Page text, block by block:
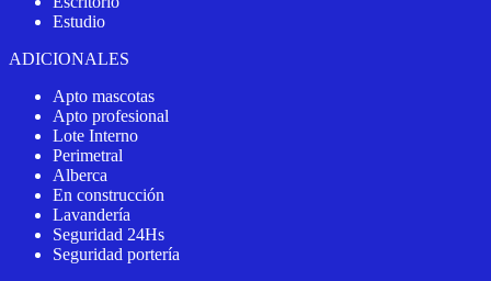
Estudio
ADICIONALES
Apto mascotas
Apto profesional
Lote Interno
Perimetral
Alberca
En construcción
Lavandería
Seguridad 24Hs
Seguridad portería